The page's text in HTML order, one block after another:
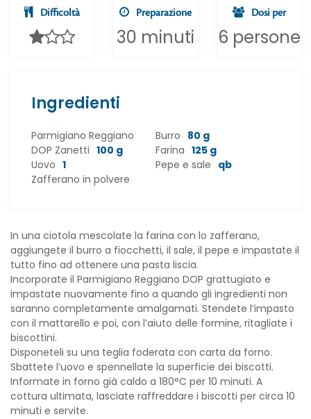
Difficoltà Preparazione
30 minuti
Dosi per
6 persone
Ingredienti
Parmigiano Reggiano
DOP Zanetti 100 g
Burro 80 g
Farina 125 g
Uovo 1 Pepe e sale qb
Zafferano in polvere
In una ciotola mescolate la farina con lo zafferano,
aggiungete il burro a fiocchetti, il sale, il pepe e impastate il
tutto fino ad ottenere una pasta liscia.
Incorporate il Parmigiano Reggiano DOP grattugiato e
impastate nuovamente fino a quando gli ingredienti non
saranno completamente amalgamati. Stendete l’impasto
con il mattarello e poi, con l’aiuto delle formine, ritagliate i
biscottini.
Disponeteli su una teglia foderata con carta da forno.
Sbattete l’uovo e spennellate la superficie dei biscotti.
Informate in forno già caldo a 180°C per 10 minuti. A
cottura ultimata, lasciate raffreddare i biscotti per circa 10
minuti e servite.